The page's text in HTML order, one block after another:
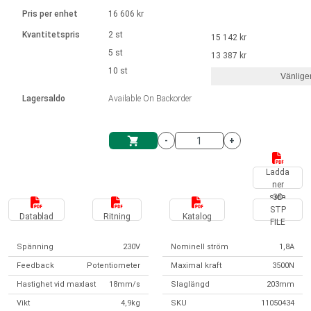
Enhetssystem
Solenoids
Ø 28-42| 1-1400 rpm | <= 290Ncm
Styrningar borstlösa DC motorer
Styrningar DC motorer
Drivsteg 2-6 A
Synkrona-Asynkrona | för 1-4 ställdon
Synkrona-Asynkrona | för 1-4 ställdon
Français (EUR)
Norsk (NOK)
Suomi (EUR)
Svenska (SEK)
Pris per enhet
Kvantitetspris
Lagersaldo
16 606 kr
2 st
5 st
10 st
Available On Backorder
15 142 kr
13 387 kr
- +
Ladda
ner
sida
Datablad
Ritning Katalog
3D
STP
FILE
Spänning 230V Nominell ström 1,8A
Feedback Potentiometer Maximal kraft 3500N
Hastighet vid maxlast 18mm/s Slaglängd 203mm
Vikt 4,9kg SKU 11050434